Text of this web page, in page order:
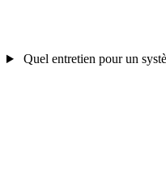
Quel entretien pour un